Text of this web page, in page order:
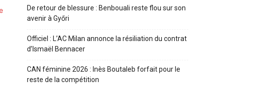
De retour de blessure : Benbouali reste flou sur son
avenir à Győri
Officiel : L’AC Milan annonce la résiliation du contrat
d’Ismaël Bennacer
CAN féminine 2026 : Inès Boutaleb forfait pour le
reste de la compétition